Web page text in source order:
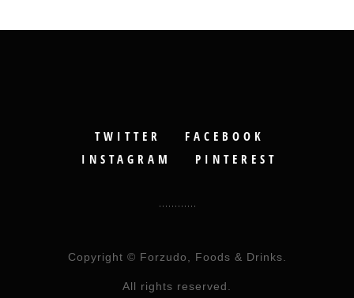
TWITTER
FACEBOOK
INSTAGRAM
PINTEREST
Copyright © Forzudo, Foods & Drinks.
All rights reserved.